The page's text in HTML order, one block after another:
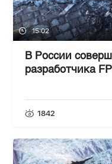
15:02
В России
разработчика
1842